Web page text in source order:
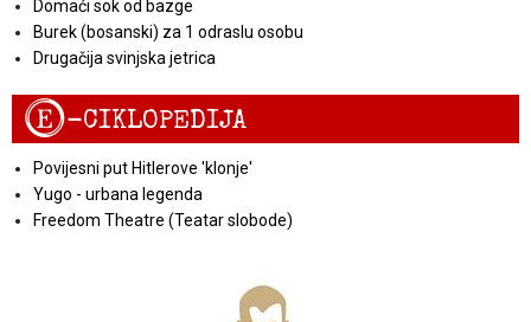
Domaći sok od bazge
Burek (bosanski) za 1 odraslu osobu
Drugačija svinjska jetrica
E-CIKLOPEDIJA
Povijesni put Hitlerove 'klonje'
Yugo - urbana legenda
Freedom Theatre (Teatar slobode)